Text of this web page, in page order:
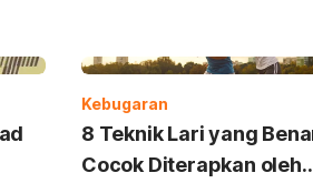
Kebugaran
8 Teknik Lari yang
Cocok Diterapkan oleh